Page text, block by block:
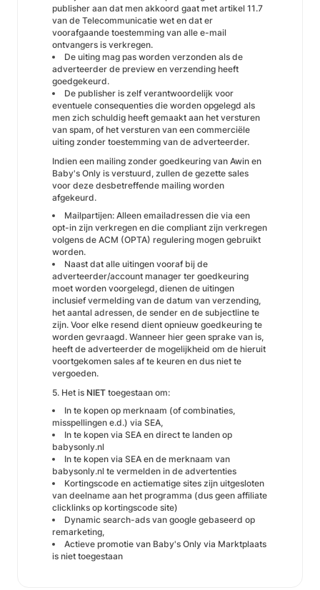
publisher aan dat men akkoord gaat met artikel 11.7
van de Telecommunicatie wet en dat er
voorafgaande toestemming van alle e-mail
ontvangers is verkregen.
De uiting mag pas worden verzonden als de
adverteerder de preview en verzending heeft
goedgekeurd.
De publisher is zelf verantwoordelijk voor
eventuele consequenties die worden opgelegd als
men zich schuldig heeft gemaakt aan het versturen
van spam, of het versturen van een commerciële
uiting zonder toestemming van de adverteerder.
Indien een mailing zonder goedkeuring van Awin en
Baby's Only is verstuurd, zullen de gezette sales
voor deze desbetreffende mailing worden
afgekeurd.
Mailpartijen: Alleen emailadressen die via een
opt-in zijn verkregen en die compliant zijn verkregen
volgens de ACM (OPTA) regulering mogen gebruikt
worden.
Naast dat alle uitingen vooraf bij de
adverteerder/account manager ter goedkeuring
moet worden voorgelegd, dienen de uitingen
inclusief vermelding van de datum van verzending,
het aantal adressen, de sender en de subjectline te
zijn. Voor elke resend dient opnieuw goedkeuring te
worden gevraagd. Wanneer hier geen sprake van is,
heeft de adverteerder de mogelijkheid om de hieruit
voortgekomen sales af te keuren en dus niet te
vergoeden.
5. Het is NIET toegestaan om:
In te kopen op merknaam (of combinaties,
misspellingen e.d.) via SEA,
In te kopen via SEA en direct te landen op
babysonly.nl
In te kopen via SEA en de merknaam van
babysonly.nl te vermelden in de advertenties
Kortingscode en actiematige sites zijn uitgesloten
van deelname aan het programma (dus geen affiliate
clicklinks op kortingscode site)
Dynamic search-ads van google gebaseerd op
remarketing,
Actieve promotie van Baby's Only via Marktplaats
is niet toegestaan